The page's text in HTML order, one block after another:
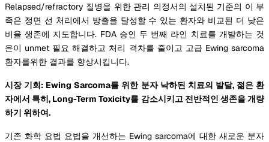
Relapsed/refractory 질병을 위한 관리 의정서의 설치된 기준의 이 부
족은 정면 선 처리에서 방출을 달성할 수 있는 환자와 비교된 더 낮은
비율 생존에 지도합니다. FDA 승인 두 번째 라인 치료를 개발하는 것
은이 unmet 필요 해결하고 처리 격차를 줄이고 고급 Ewing sarcoma
환자를위한 결과를 향상시킵니다.
시장 기회: Ewing Sarcoma를 위한 분자 낙하된 치료의 발달, 젊은 환
자에서 특히, Long-Term Toxicity를 감소시키고 전반적인 생존을 개량
하기 위하여.
기존 화학 요법 요법을 개선하는 Ewing sarcoma에 대한 새로운 분자